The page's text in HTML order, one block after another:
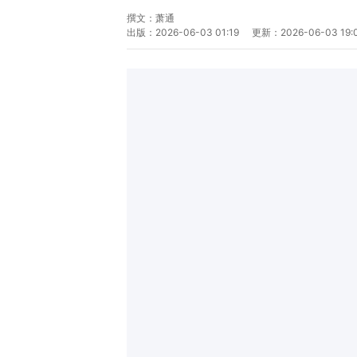
撰文： 萧通
出版： 2026-06-03 01:19 更新： 2026-06-03